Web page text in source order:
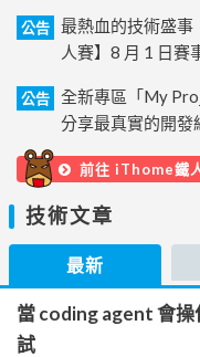
公告
最熱血的技術盛事
人賽】8 月 1 日賽
公告
全新專區「My
分享最真實的開發
前往 iThome鐵
技術文章
最新
當 coding agent 會操
試